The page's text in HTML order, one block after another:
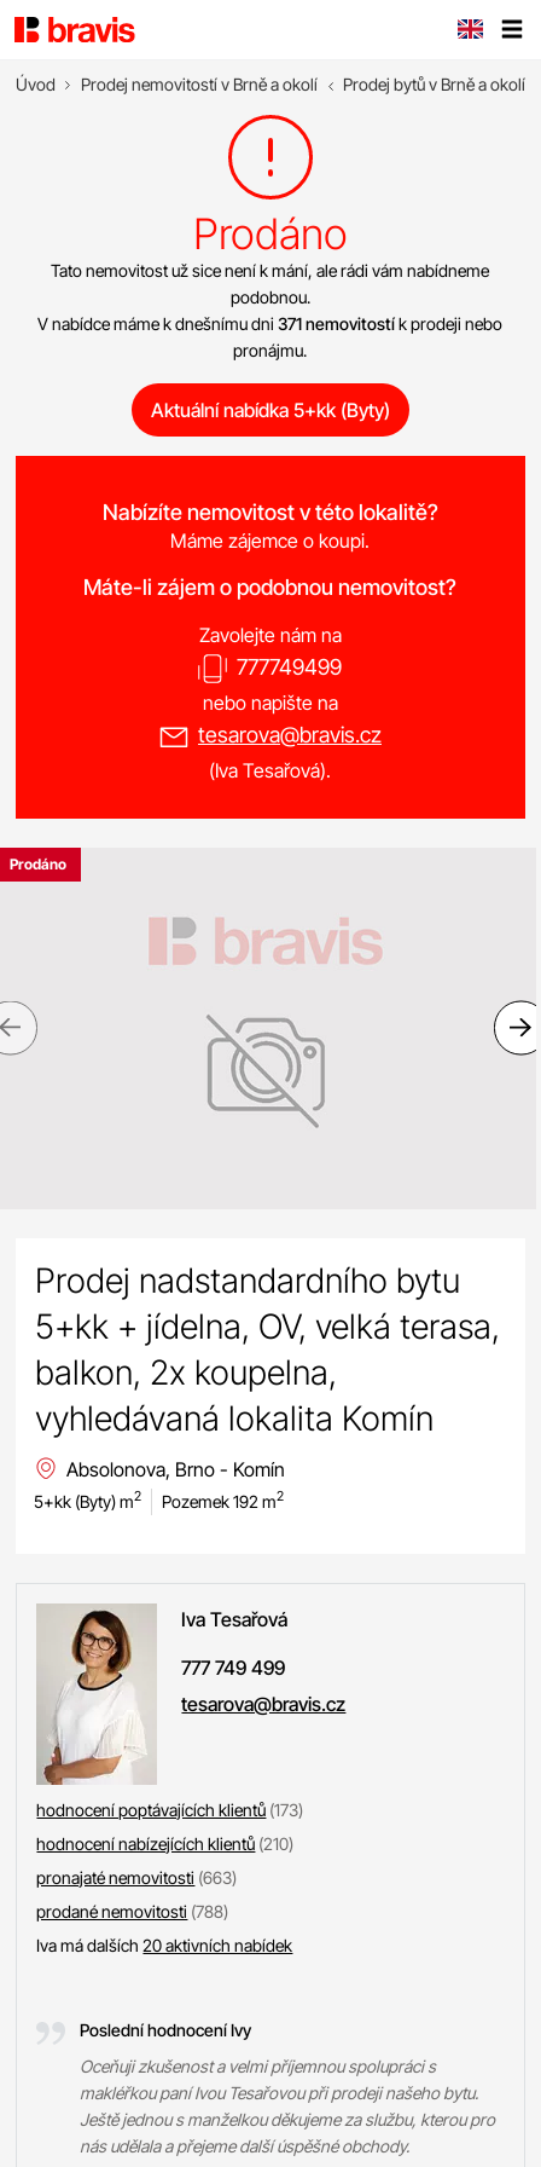
Úvod Prodej nemovitostí v Brně a okolí Prodej bytů v Brně a okolí
Prodáno
Tato nemovitost už sice není k mání, ale rádi vám nabídneme
podobnou.
V nabídce máme k dnešnímu dni371 nemovitostík prodeji nebo
pronájmu.
Aktuální nabídka 5+kk (Byty)
Nabízíte nemovitost v této lokalitě?
Máme zájemce o koupi.
Máte-li zájem o podobnou nemovitost?
Zavolejte nám na
777749499
nebo napište na
tesarova@bravis.cz
(Iva Tesařová).
Prodáno
Prodej nadstandardního bytu
5+kk + jídelna, OV, velká terasa,
balkon, 2x koupelna,
vyhledávaná lokalita Komín
Absolonova, Brno - Komín
5+kk (Byty) m2 Pozemek 192 m2
IvaTesařová
777 749 499
tesarova@bravis.cz
hodnocení poptávajících klientů (173)
hodnocení nabízejících klientů (210)
pronajaté nemovitosti (663)
prodané nemovitosti (788)
Iva má dalších20 aktivních nabídek
Poslední hodnocení Ivy
Oceňuji zkušenost a velmi příjemnou spolupráci s
makléřkou paní Ivou Tesařovou při prodeji našeho bytu.
Ještě jednou s manželkou děkujeme za službu, kterou pro
nás udělala a přejeme další úspěšné obchody.